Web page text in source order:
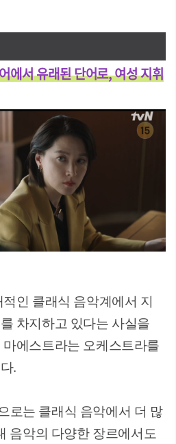
에서 유래된 단어로, 여성 지휘
인 클래식 음악계에서 지
차지하고 있다는 사실을
에스트라는 오케스트라를
.
로는 클래식 음악에서 더 많
음악의 다양한 장르에서도